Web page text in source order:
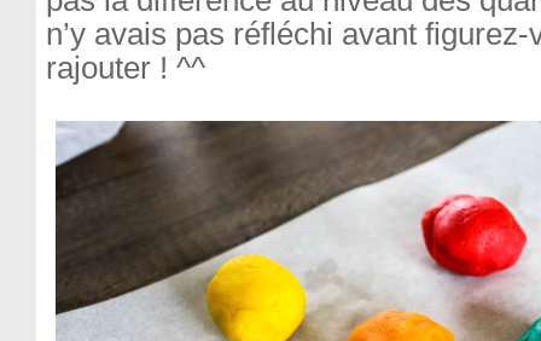
n’y avais pas réfléchi avant figurez-
rajouter ! ^^